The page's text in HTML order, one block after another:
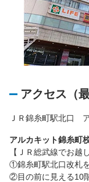
アクセス（
ＪＲ錦糸町駅北口
アルカキット錦糸町
【ＪＲ総武線でお越
①錦糸町駅北口改札
②目の前に見える10